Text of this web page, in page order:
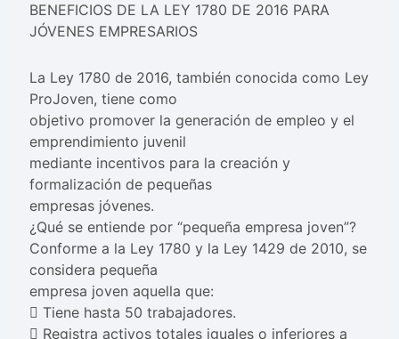
BENEFICIOS DE LA LEY 1780 DE 2016 PARA
JÓVENES EMPRESARIOS
La Ley 1780 de 2016, también conocida como Ley
ProJoven, tiene como
objetivo promover la generación de empleo y el
emprendimiento juvenil
mediante incentivos para la creación y
formalización de pequeñas
empresas jóvenes.
¿Qué se entiende por “pequeña empresa joven”?
Conforme a la Ley 1780 y la Ley 1429 de 2010, se
considera pequeña
empresa joven aquella que:
 Tiene hasta 50 trabajadores.
 Registra activos totales iguales o inferiores a